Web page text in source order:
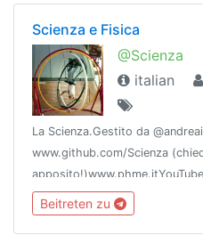
Scienza e Fisica
@Scienza
italian
La Scienza.Gestito da
www.github.com/Scienza
Scienza Fuori Tema parte di
Beitreten zu